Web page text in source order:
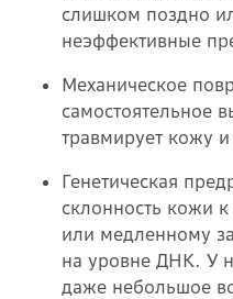
слишком поздно
неэффективные
Механическое
самостоятельное
травмирует кожу и
Генетическая
склонность кожи
или медленному
на уровне ДНК. У
даже небольшое